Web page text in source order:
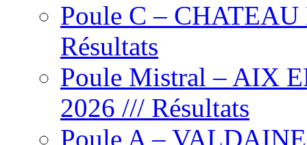
avril
Départs
Poule C –
Résultats
Poule Mistral – AIX
2026 /// Résultats
Poule A –